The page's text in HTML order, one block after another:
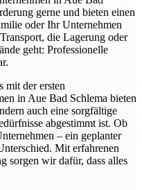
gerne und bieten einen
oder Ihr Unternehmen
die Lagerung oder
geht: Professionelle
mit der ersten
in Aue Bad Schlema bieten
auch eine sorgfältige
abgestimmt ist. Ob
– ein geplanter
Mit erfahrenen
sorgen wir dafür, dass alles